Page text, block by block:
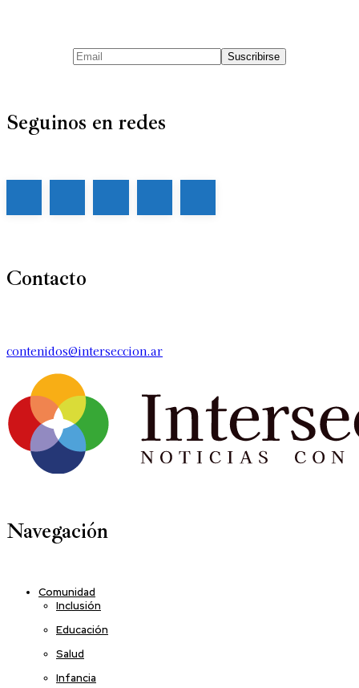
Seguinos en redes
Contacto
contenidos@interseccion.ar
Navegación
Comunidad
Inclusión
Educación
Salud
Infancia